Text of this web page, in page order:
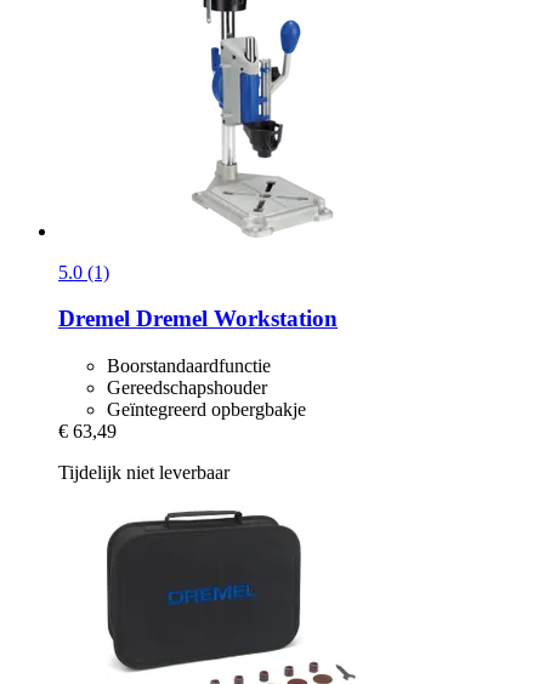
5.0 (1)
Dremel Dremel Workstation
Boorstandaardfunctie
Gereedschapshouder
Geïntegreerd opbergbakje
€ 63,49
Tijdelijk niet leverbaar